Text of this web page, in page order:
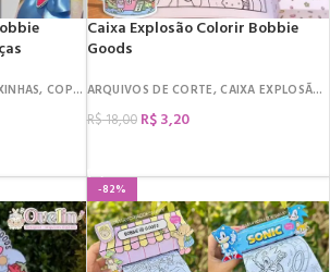
, COPO BOLHA ,DATAS COMEMORATIVAS,DIA
Caixa Explosão Colorir Bobbie
Goods
ARQUIVOS DE CORTE,CAIXA EXPLOSÃO
R$18,00 R$3,20
-82%